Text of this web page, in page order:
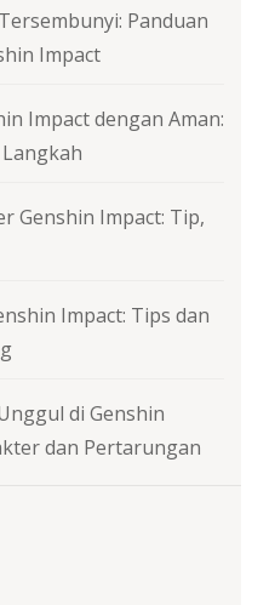
Panduan
Impact
Impact dengan Aman:
Genshin Impact: Tip,
Impact: Tips dan
di Genshin
dan Pertarungan